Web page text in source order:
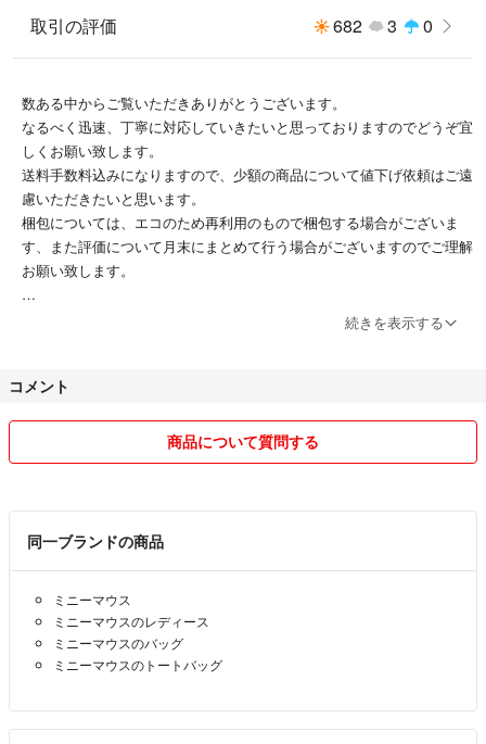
取引の評価 682 3 0
数ある中からご覧いただきありがとうございます。
なるべく迅速、丁寧に対応していきたいと思っておりますのでどうぞ宜
しくお願い致します。
送料手数料込みになりますので、少額の商品について値下げ依頼はご遠
慮いただきたいと思います。
梱包については、エコのため再利用のもので梱包する場合がございま
す、また評価について月末にまとめて行う場合がございますのでご理解
お願い致します。
ふつう評価ですが、ご挨拶コメントさせていただいた上で購入し、到着
が間違っていました。
続きを表示する
コメント
商品について質問する
同一ブランドの商品
ミニーマウス
ミニーマウスのレディース
ミニーマウスのバッグ
ミニーマウスのトートバッグ